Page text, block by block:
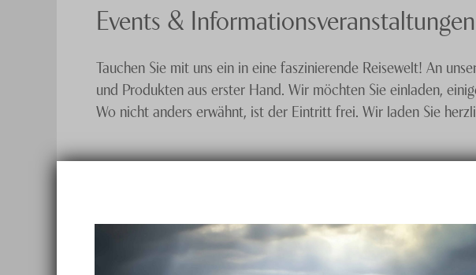
Events & Informationsveranstaltungen
Tauchen Sie mit uns ein in eine faszinierende Reisewelt! An
und Produkten aus erster Hand. Wir möchten Sie einladen,
Wo nicht anders erwähnt, ist der Eintritt frei. Wir laden Sie